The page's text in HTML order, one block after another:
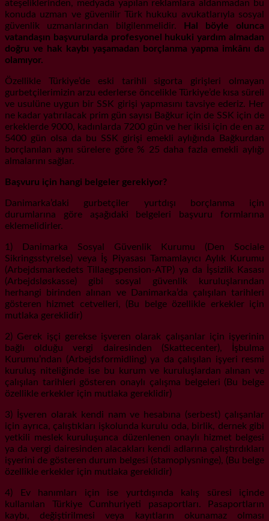
ateşeliklerinden, medyada yapılan reklamlara aldanmadan bu
konuda uzman ve güvenilir Türk hukuku avukatlarıyla sosyal
güvenlik uzmanlarından bilgilenmelidir.
Hal böyle olunca
vatandaşın başvurularda profesyonel hukuki yardım almadan
doğru ve hak kaybı yaşamadan borçlanma yapma imkânı da
olamıyor.
Özellikle Türkiye’de eski tarihli sigorta girişleri olmayan
gurbetçilerimizin arzu ederlerse öncelikle Türkiye’de kısa süreli
ve usulüne uygun bir SSK girişi yapmasını tavsiye ederiz. Her
ne kadar yatırılacak prim gün sayısı Bağkur için de SSK için de
erkeklerde 9000, kadınlarda 7200 gün ve her ikisi için de en az
5400 gün olsa da bu SSK girişi emekli aylığında Bağkurdan
borçlanılan aynı sürelere göre % 25 daha fazla emekli aylığı
almalarını sağlar.
Başvuru için hangi belgeler gerekiyor?
Danimarka’daki gurbetçiler yurtdışı borçlanma için
durumlarına göre aşağıdaki belgeleri başvuru formlarına
eklemelidirler.
1) Danimarka Sosyal Güvenlik Kurumu (Den Sociale
Sikringsstyrelse) veya İş Piyasası Tamamlayıcı Aylık Kurumu
(Arbejdsmarkedets Tillaegspension-ATP) ya da İşsizlik Kasası
(Arbejdsløskasse) gibi sosyal güvenlik kuruluşlarından
herhangi birinden alınan ve Danimarka’da çalışılan tarihleri
gösteren hizmet cetvelleri, (Bu belge özellikle erkekler için
mutlaka gereklidir)
2) Gerek işçi gerekse işveren olarak çalışanlar için işyerinin
bağlı olduğu vergi dairesinden (Skattecenter), İşbulma
Kurumu’ndan (Arbejdsformidling) ya da çalışılan işyeri resmi
kuruluş niteliğinde ise bu kurum ve kuruluşlardan alınan ve
çalışılan tarihleri gösteren onaylı çalışma belgeleri (Bu belge
özellikle erkekler için mutlaka gereklidir)
3) İşveren olarak kendi nam ve hesabına (serbest) çalışanlar
için ayrıca, çalıştıkları işkolunda kurulu oda, birlik, dernek gibi
yetkili meslek kuruluşunca düzenlenen onaylı hizmet belgesi
ya da vergi dairesinden alacakları kendi adlarına çalıştırdıkları
işyerini de gösteren durum belgesi (stamoplysninge), (Bu belge
özellikle erkekler için mutlaka gereklidir)
4) Ev hanımları için ise yurtdışında kalış süresi içinde
kullanılan Türkiye Cumhuriyeti pasaportları. Pasaportların
kaybı, değiştirilmesi veya kayıtların okunamaz olması